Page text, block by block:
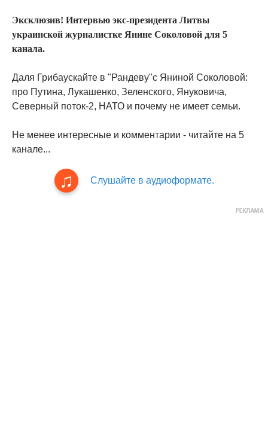
Эксклюзив! Интервью экс-президента Литвы
украинской журналистке Янине Соколовой для 5
канала.
Даля Грибаускайте в "Рандеву"с Яниной Соколовой:
про Путина, Лукашенко, Зеленского, Януковича,
Северный поток-2, НАТО и почему не имеет семьи.
Не менее интересные и комментарии - читайте на 5
канале...
Слушайте в аудиоформате.